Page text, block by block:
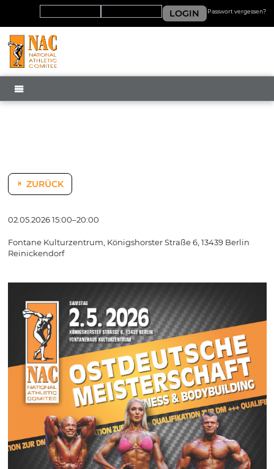
Passwort vergessen?
LOGIN
MENÜ
ZURÜCK
02.05.2026 15:00–20:00
Fontane Kulturzentrum, Königshorster Straße 6, 13439 Berlin
Reinickendorf